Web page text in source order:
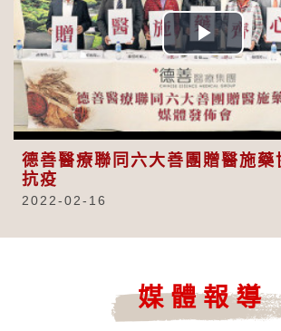
Play
Video
德善醫療聯同六大善團贈醫施藥
抗疫
2022-02-16
媒體報導